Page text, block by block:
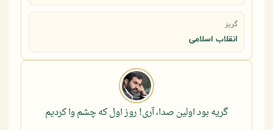
گریز
انقلاب اسلامی
گریه بود اولین صدا، آری! روز اول که چشم وا کردیم